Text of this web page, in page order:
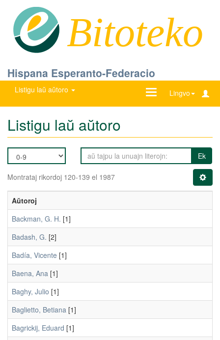
Bitoteko
Hispana Esperanto-Federacio
Listigu laŭ aŭtoro Lingvo
Ŝanĝu
Listigu laŭ aŭtoro
Ek
Montrataj rikordoj 120-139 el 1987
Aŭtoroj
Backman, G. H. [1]
Badash, G. [2]
Badía, Vicente [1]
Baena, Ana [1]
Baghy, Julio [1]
Baglietto, Betiana [1]
Bagrickij, Eduard [1]